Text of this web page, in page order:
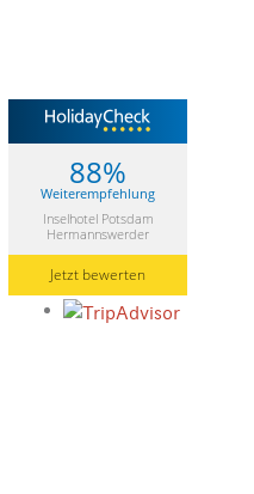
88%
Weiterempfehlung
Inselhotel Potsdam
Hermannswerder
Jetzt bewerten